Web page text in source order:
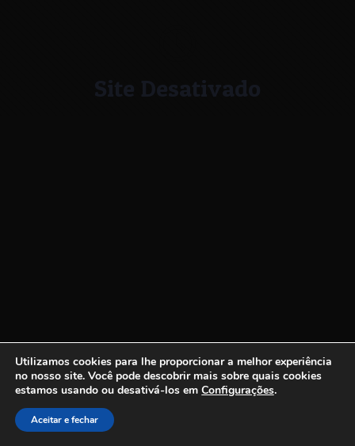
Site Desativado
Utilizamos cookies para lhe proporcionar a melhor experiência
no nosso site. Você pode descobrir mais sobre quais cookies
estamos usando ou desativá-los em Configurações.
Aceitar e fechar